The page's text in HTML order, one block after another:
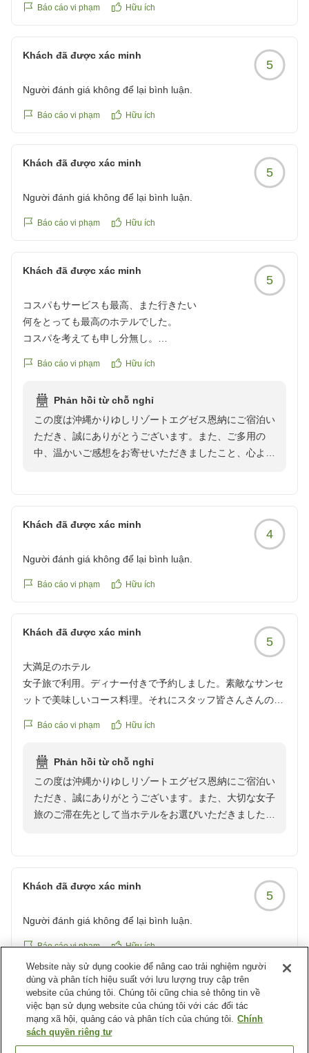
「とても優雅な時間を過ごせました」とのお言葉は、私
どもにとりまして何よりの励みでございます。今後も快
適な客室やお食事、そして心のこもったおもてなしを通
まいります。
際もよりご満足いただけるご滞在をご提供できますよ
う、スタッフ一同心よりおもてなしさせていただきま
す。またのお帰りを心よりお待ち申し上げております。
Báo cáo vi phạm Hữu ích
Khách đã được xác minh
5
Người đánh giá không để lại bình luận.
Báo cáo vi phạm Hữu ích
Khách đã được xác minh
5
Người đánh giá không để lại bình luận.
Báo cáo vi phạm Hữu ích
Khách đã được xác minh
5
コスパもサービスも最高、また行きたい
何をとっても最高のホテルでした。
コスパを考えても申し分無し。
クチコミの詳細はこちらから
reviewId=33123478230875
Báo cáo vi phạm Hữu ích
Phản hồi từ chỗ nghỉ
この度は沖縄かりゆしリゾートエグゼス恩納にご宿泊い
ただき、誠にありがとうございます。また、ご多用の
中、温かいご感想をお寄せいただきましたこと、心より
し、スタッフ一同大変嬉しく拝読いたしました。また、
コストパフォーマンスにつきましてもご満足いただけた
当ホテルでは、全室59.7以上のゆとりある客室や全室オ
格以上の価値を感じていただけるご滞在を目指しており
ます。そのような中で、この上ないお言葉を頂戴できま
したことは、私どもにとって大きな励みでございます。
「またぜひ行きたい」とのお言葉にお応えできるよう、
これからも快適な空間と心のこもったサービスのご提供
また沖縄へお越しの際には、ぜひ当ホテルでゆったりと
したひとときをお過ごしくださいませ。スタッフ一同、
再びお迎えできます日を心よりお待ち申し上げておりま
す。
Khách đã được xác minh
4
Người đánh giá không để lại bình luận.
Báo cáo vi phạm Hữu ích
Khách đã được xác minh
5
大満足のホテル
女子旅で利用。ディナー付きで予約しました。素敵なサンセ
ットで美味しいコース料理。それにスタッフ皆さんさんの対
ェアまで完備。
駐車場もバレーパーキングサービスで完璧でした。
reviewId=33123478174756
Báo cáo vi phạm Hữu ích
Phản hồi từ chỗ nghỉ
この度は沖縄かりゆしリゾートエグゼス恩納にご宿泊い
ただき、誠にありがとうございます。また、大切な女子
旅のご滞在先として当ホテルをお選びいただきましたこ
大変嬉しく拝読いたしました。ディナーでは美しいサン
セットとともにコース料理をお楽しみいただき、さらに
スタッフの対応につきましても温かいお褒めのお言葉を
ひとときをお過ごしいただけるよう努めておりますの
で、このようなお言葉は何よりの励みでございます。
また、お部屋につきましてもご満足いただけたようで何
よりでございます。当ホテルの客室は全室59.7以上の広
さを備えており、ゆったりとした空間の中で快適にお過
ごしいただけるよう設計しております。洗面台やマッサ
Khách đã được xác minh
5
Người đánh giá không để lại bình luận.
Báo cáo vi phạm Hữu ích
Khách đã được xác minh
Người đánh giá không để lại bình luận.
Website này sử dụng cookie để nâng cao trải nghiệm người
dùng và phân tích hiệu suất với lưu lượng truy cập trên
website của chúng tôi. Chúng tôi cũng chia sẻ thông tin về
việc bạn sử dụng website của chúng tôi với các đối tác
mạng xã hội, quảng cáo và phân tích của chúng tôi. Chính
sách quyền riêng tư